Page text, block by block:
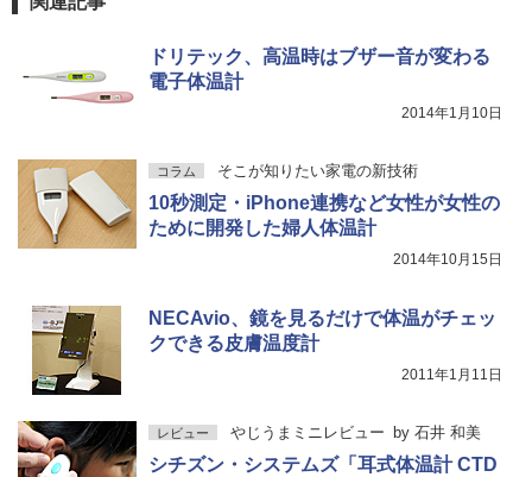
ドリテック、高温時はブザー音が変わる
電子体温計
2014年1月10日
コラム そこが知りたい家電の新技術
10秒測定・iPhone連携など女性が女性の
ために開発した婦人体温計
2014年10月15日
NECAvio、鏡を見るだけで体温がチェッ
クできる皮膚温度計
2011年1月11日
レビュー やじうまミニレビュー by 石井 和美
シチズン・システムズ「耳式体温計 CTD